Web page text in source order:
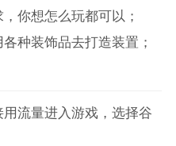
你想怎么玩都可以；
种装饰品去打造装置；
流量进入游戏，选择谷